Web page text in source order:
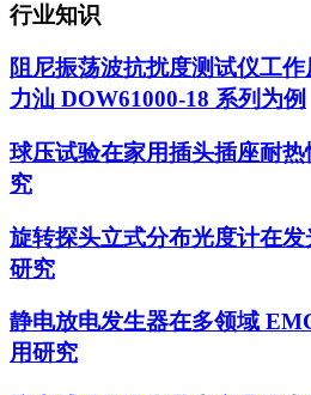
行业知识
阻尼振荡波抗扰度测试仪工
力汕 DOW61000-18 系列为例
球压试验在家用插头插座耐
究
旋转探头立式分布光度计在
研究
静电放电发生器在多领域
用研究